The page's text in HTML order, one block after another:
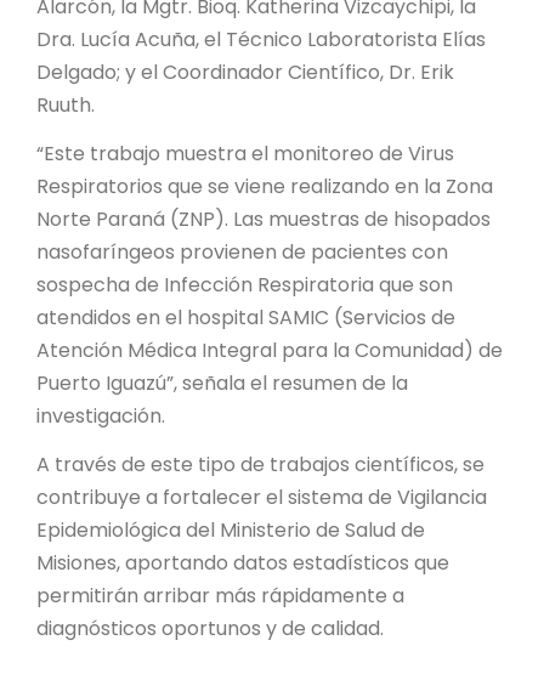
Alarcón, la Mgtr. Bioq. Katherina Vizcaychipi, la
Dra. Lucía Acuña, el Técnico Laboratorista Elías
Delgado; y el Coordinador Científico, Dr. Erik
Ruuth.
“Este trabajo muestra el monitoreo de Virus
Respiratorios que se viene realizando en la Zona
Norte Paraná (ZNP). Las muestras de hisopados
nasofaríngeos provienen de pacientes con
sospecha de Infección Respiratoria que son
atendidos en el hospital SAMIC (Servicios de
Atención Médica Integral para la Comunidad) de
Puerto Iguazú”, señala el resumen de la
investigación.
A través de este tipo de trabajos científicos, se
contribuye a fortalecer el sistema de Vigilancia
Epidemiológica del Ministerio de Salud de
Misiones, aportando datos estadísticos que
permitirán arribar más rápidamente a
diagnósticos oportunos y de calidad.